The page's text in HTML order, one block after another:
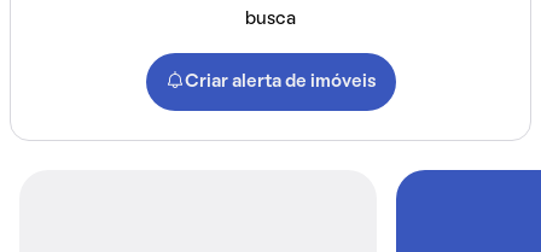
busca
Criar alerta de imóveis